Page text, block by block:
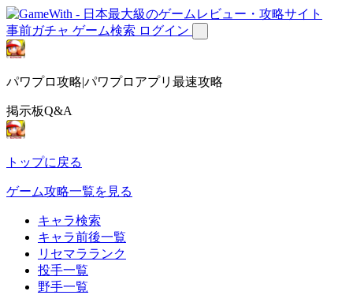
事前ガチャ ゲーム検索 ログイン
パワプロ攻略|パワプロアプリ最速攻略
掲示板Q&A
トップに戻る
ゲーム攻略一覧を見る
キャラ検索
キャラ前後一覧
リセマラランク
投手一覧
野手一覧